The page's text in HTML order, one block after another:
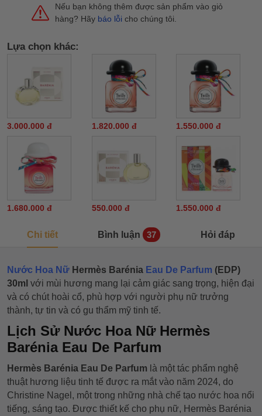
Nếu bạn không thêm được sản phẩm vào giỏ
hàng? Hãy báo lỗi cho chúng tôi.
Lựa chọn khác:
3.000.000 đ 1.820.000 đ 1.550.000 đ
1.680.000 đ 550.000 đ 1.550.000 đ
Chi tiết Bình luận 37 Hỏi đáp
Nước Hoa Nữ Hermès Barénia Eau De Parfum (EDP)
30ml với mùi hương mang lại cảm giác sang trọng, hiện đại
và có chút hoài cổ, phù hợp với người phụ nữ trưởng
thành, tự tin và có gu thẩm mỹ tinh tế.
Lịch Sử Nước Hoa Nữ Hermès
Barénia Eau De Parfum
Hermès Barénia Eau De Parfum là một tác phẩm nghệ
thuật hương liệu tinh tế được ra mắt vào năm 2024, do
Christine Nagel, một trong những nhà chế tạo nước hoa nổi
tiếng, sáng tạo. Được thiết kế cho phụ nữ, Hermès Barénia